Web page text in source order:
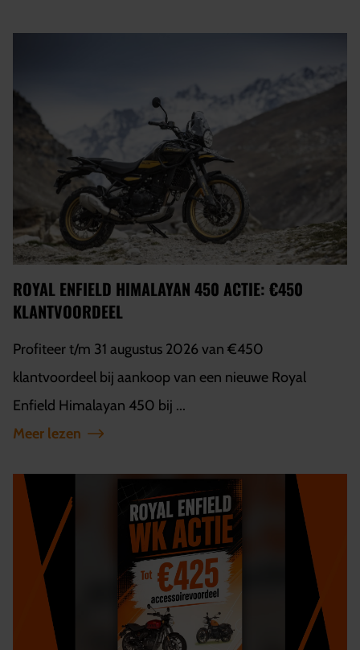
ROYAL ENFIELD HIMALAYAN 450 ACTIE: €450
KLANTVOORDEEL
Profiteer t/m 31 augustus 2026 van €450
klantvoordeel bij aankoop van een nieuwe Royal
Enfield Himalayan 450 bij ...
Meer lezen